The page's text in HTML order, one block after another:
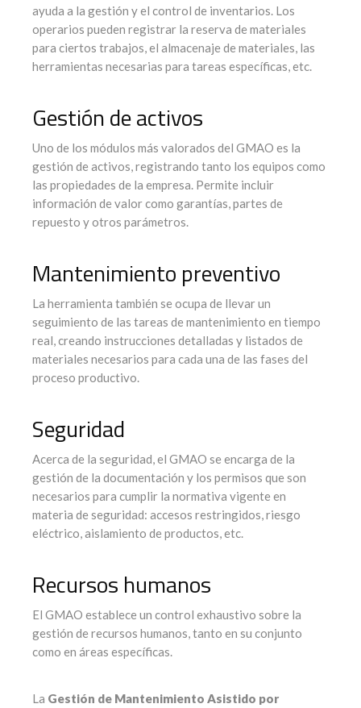
ayuda a la gestión y el control de inventarios. Los
operarios pueden registrar la reserva de materiales
para ciertos trabajos, el almacenaje de materiales, las
herramientas necesarias para tareas específicas, etc.
Gestión de activos
Uno de los módulos más valorados del GMAO es la
gestión de activos, registrando tanto los equipos como
las propiedades de la empresa. Permite incluir
información de valor como garantías, partes de
repuesto y otros parámetros.
Mantenimiento preventivo
La herramienta también se ocupa de llevar un
seguimiento de las tareas de mantenimiento en tiempo
real, creando instrucciones detalladas y listados de
materiales necesarios para cada una de las fases del
proceso productivo.
Seguridad
Acerca de la seguridad, el GMAO se encarga de la
gestión de la documentación y los permisos que son
necesarios para cumplir la normativa vigente en
materia de seguridad: accesos restringidos, riesgo
eléctrico, aislamiento de productos, etc.
Recursos humanos
El GMAO establece un control exhaustivo sobre la
gestión de recursos humanos, tanto en su conjunto
como en áreas específicas.
La Gestión de Mantenimiento Asistido por